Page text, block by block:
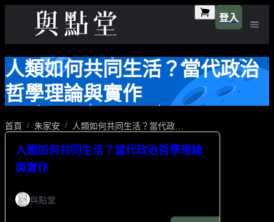
登入
人類如何共同生活？當代政治
哲學理論與實作
首頁 朱家安
人類如何共同生活？當代政治哲學理論
與實作
與點堂